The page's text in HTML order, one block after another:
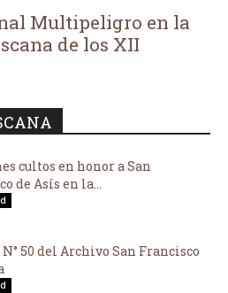
Multipeligro en la
de los XII
cultos en honor a San
de Asís en la...
50 del Archivo San Francisco